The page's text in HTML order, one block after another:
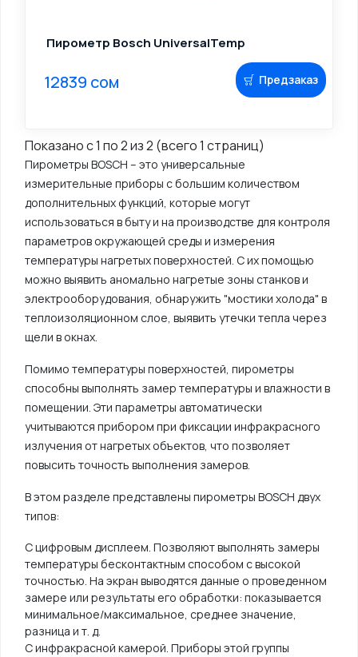
Пирометр Bosch UniversalTemp
12839 сом Предзаказ
Показано с 1 по 2 из 2 (всего 1 страниц)
Пирометры BOSCH – это универсальные
измерительные приборы с большим количеством
дополнительных функций, которые могут
использоваться в быту и на производстве для контроля
параметров окружающей среды и измерения
температуры нагретых поверхностей. С их помощью
можно выявить аномально нагретые зоны станков и
электрооборудования, обнаружить "мостики холода" в
теплоизоляционном слое, выявить утечки тепла через
щели в окнах.
Помимо температуры поверхностей, пирометры
способны выполнять замер температуры и влажности в
помещении. Эти параметры автоматически
учитываются прибором при фиксации инфракрасного
излучения от нагретых объектов, что позволяет
повысить точность выполнения замеров.
В этом разделе представлены пирометры BOSCH двух
типов:
С цифровым дисплеем. Позволяют выполнять замеры
температуры бесконтактным способом с высокой
точностью. На экран выводятся данные о проведенном
замере или результаты его обработки: показывается
минимальное/максимальное, среднее значение,
разница и т. д.
С инфракрасной камерой. Приборы этой группы